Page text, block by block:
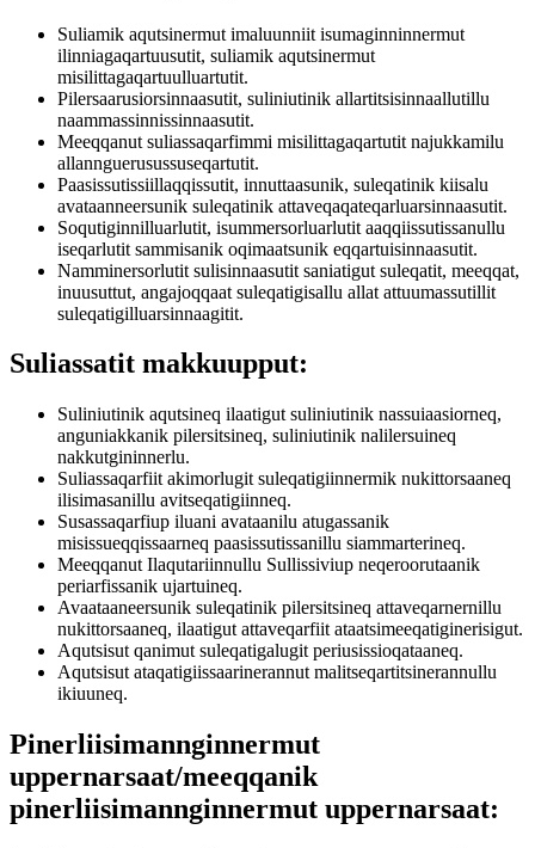
Suliamik aqutsinermut imaluunniit isumaginninnermut
ilinniagaqartuusutit, suliamik aqutsinermut
misilittagaqartuulluartutit.
Pilersaarusiorsinnaasutit, suliniutinik allartitsisinnaallutillu
naammassinnissinnaasutit.
Meeqqanut suliassaqarfimmi misilittagaqartutit najukkamilu
allannguerusussuseqartutit.
Paasissutissiillaqqissutit, innuttaasunik, suleqatinik kiisalu
avataanneersunik suleqatinik attaveqaqateqarluarsinnaasutit.
Soqutiginnilluarlutit, isummersorluarlutit aaqqiissutissanullu
iseqarlutit sammisanik oqimaatsunik eqqartuisinnaasutit.
Namminersorlutit sulisinnaasutit saniatigut suleqatit, meeqqat,
inuusuttut, angajoqqaat suleqatigisallu allat attuumassutillit
suleqatigilluarsinnaagitit.
Suliassatit makkuupput:
Suliniutinik aqutsineq ilaatigut suliniutinik nassuiaasiorneq,
anguniakkanik pilersitsineq, suliniutinik nalilersuineq
nakkutgininnerlu.
Suliassaqarfiit akimorlugit suleqatigiinnermik nukittorsaaneq
ilisimasanillu avitseqatigiinneq.
Susassaqarfiup iluani avataanilu atugassanik
misissueqqissaarneq paasissutissanillu siammarterineq.
Meeqqanut Ilaqutariinnullu Sullissiviup neqeroorutaanik
periarfissanik ujartuineq.
Avaataaneersunik suleqatinik pilersitsineq attaveqarnernillu
nukittorsaaneq, ilaatigut attaveqarfiit ataatsimeeqatiginerisigut.
Aqutsisut qanimut suleqatigalugit periusissioqataaneq.
Aqutsisut ataqatigiissaarinerannut malitseqartitsinerannullu
ikiuuneq.
Pinerliisimannginnermut
uppernarsaat/meeqqanik
pinerliisimannginnermut uppernarsaat: